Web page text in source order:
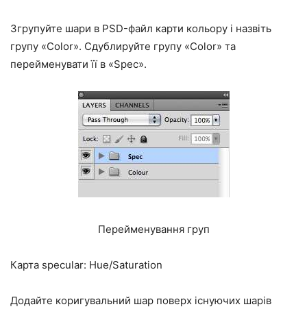
Згрупуйте шари в PSD-файл карти кольору і назвіть
групу «Color». Сдублируйте групу «Color» та
перейменувати її в «Spec».
Перейменування груп
Карта specular: Hue/Saturation
Додайте коригувальний шар поверх існуючих шарів